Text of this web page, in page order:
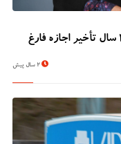
دانشجوی 62 ساله دانشگاه بریستول با 41 سال تأخیر اجازه فارغ
2 سال پیش